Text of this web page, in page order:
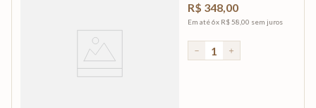
R$ 348,00
Em até6x R$ 58 00 sem juros
＋
－